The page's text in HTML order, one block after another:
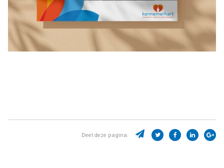
Deel deze pagina: